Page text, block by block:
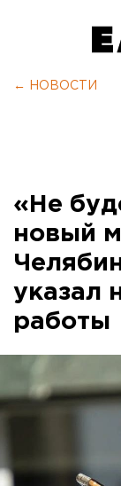
← НОВОСТИ
«Не
новый
указал
работы